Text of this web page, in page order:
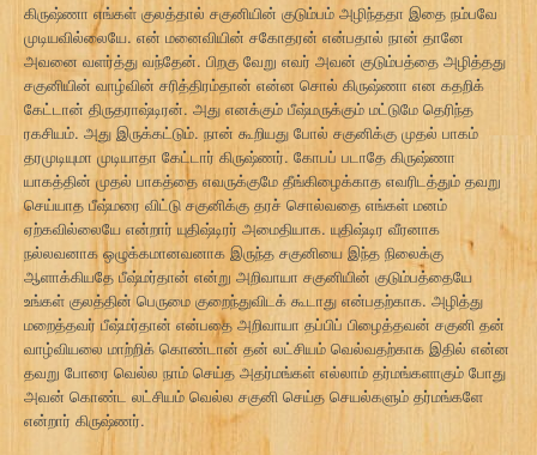
கிருஷ்ணா எங்கள் குலத்தால் சகுனியின் குடும்பம் அழிந்ததா இதை நம்பவே
முடியவில்லையே. என் மனைவியின் சகோதரன் என்பதால் நான் தானே
அவனை வளர்த்து வந்தேன். பிறகு வேறு எவர் அவன் குடும்பத்தை அழித்தது
சகுனியின் வாழ்வின் சரித்திரம்தான் என்ன சொல் கிருஷ்ணா என கதறிக்
கேட்டான் திருதராஷ்டிரன். அது எனக்கும் பீஷ்மருக்கும் மட்டுமே தெரிந்த
ரகசியம். அது இருக்கட்டும். நான் கூறியது போல் சகுனிக்கு முதல் பாகம்
தரமுடியுமா முடியாதா கேட்டார் கிருஷ்ணர். கோபப் படாதே கிருஷ்ணா
யாகத்தின் முதல் பாகத்தை எவருக்குமே தீங்கிழைக்காத எவரிடத்தும் தவறு
செய்யாத பீஷ்மரை விட்டு சகுனிக்கு தரச் சொல்வதை எங்கள் மனம்
ஏற்கவில்லையே என்றார் யுதிஷ்டிரர் அமைதியாக. யுதிஷ்டிர வீரனாக
நல்லவனாக ஒழுக்கமானவனாக இருந்த சகுனியை இந்த நிலைக்கு
ஆளாக்கியதே பீஷ்மர்தான் என்று அறிவாயா சகுனியின் குடும்பத்தையே
உங்கள் குலத்தின் பெருமை குறைந்துவிடக் கூடாது என்பதற்காக. அழித்து
மறைத்தவர் பீஷ்மர்தான் என்பதை அறிவாயா தப்பிப் பிழைத்தவன் சகுனி தன்
வாழ்வியலை மாற்றிக் கொண்டான் தன் லட்சியம் வெல்வதற்காக இதில் என்ன
தவறு போரை வெல்ல நாம் செய்த அதர்மங்கள் எல்லாம் தர்மங்களாகும் போது
அவன் கொண்ட லட்சியம் வெல்ல சகுனி செய்த செயல்களும் தர்மங்களே
என்றார் கிருஷ்ணர்.